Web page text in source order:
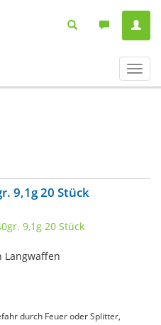
ein-/
9,1g 20 Stück
durch Feuer oder Splitter,